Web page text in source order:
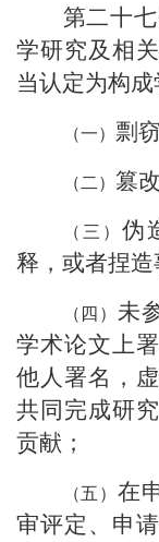
第二十
学研究及相
当认定为构成
剽
篡
伪
释，或者捏造
未
学术论文上
他人署名，
共同完成研
贡献；
在
审评定、申